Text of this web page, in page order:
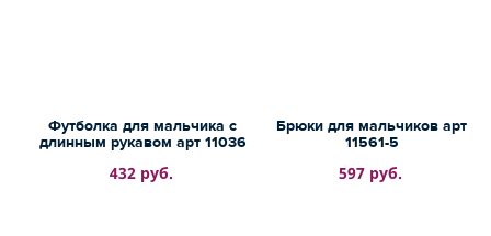
Футболка для мальчика с
длинным рукавом арт 11036
432 руб.
Брюки для мальчиков арт
11561-5
597 руб.